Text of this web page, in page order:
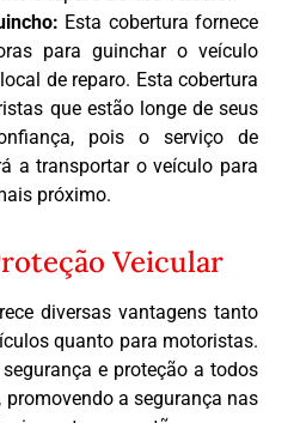
Esta cobertura fornece
para guinchar o veículo
de reparo. Esta cobertura
que estão longe de seus
pois o serviço de
a transportar o veículo para
próximo.
Veicular
diversas vantagens tanto
quanto para motoristas.
e proteção a todos
a segurança nas